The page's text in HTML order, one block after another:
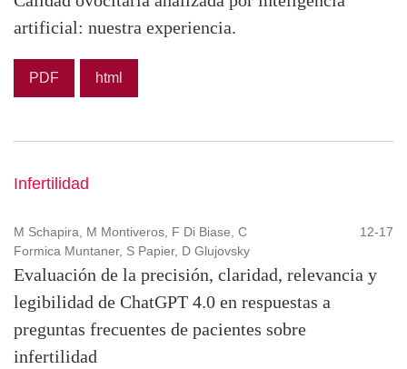
artificial: nuestra experiencia.
PDF html
Infertilidad
M Schapira, M Montiveros, F Di Biase, C
Formica Muntaner, S Papier, D Glujovsky
12-17
Evaluación de la precisión, claridad, relevancia y
legibilidad de ChatGPT 4.0 en respuestas a
preguntas frecuentes de pacientes sobre
infertilidad